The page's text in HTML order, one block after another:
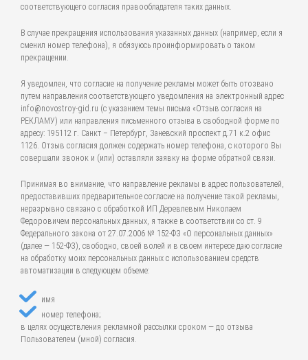
соответствующего согласия правообладателя таких данных.
В случае прекращения использования указанных данных (например, если я
сменил номер телефона), я обязуюсь проинформировать о таком
прекращении.
Я уведомлен, что согласие на получение рекламы может быть отозвано
путем направления соответствующего уведомления на электронный адрес
info@novostroy-gid.ru (с указанием темы письма «Отзыв согласия на
РЕКЛАМУ) или направления письменного отзыва в свободной форме по
адресу: 195112 г. Санкт – Петербург, Заневский проспект д.71 к.2 офис
1126. Отзыв согласия должен содержать номер телефона, с которого Вы
совершали звонок и (или) оставляли заявку на форме обратной связи.
Принимая во внимание, что направление рекламы в адрес пользователей,
предоставивших предварительное согласие на получение такой рекламы,
неразрывно связано с обработкой ИП Деревлевым Николаем
Федоровичем персональных данных, я также в соответствии со ст. 9
Федерального закона от 27.07.2006 № 152-ФЗ «О персональных данных»
(далее — 152-ФЗ), свободно, своей волей и в своем интересе даю согласие
на обработку моих персональных данных с использованием средств
автоматизации в следующем объеме:
имя
номер телефона;
в целях осуществления рекламной рассылки сроком — до отзыва
Пользователем (мной) согласия.